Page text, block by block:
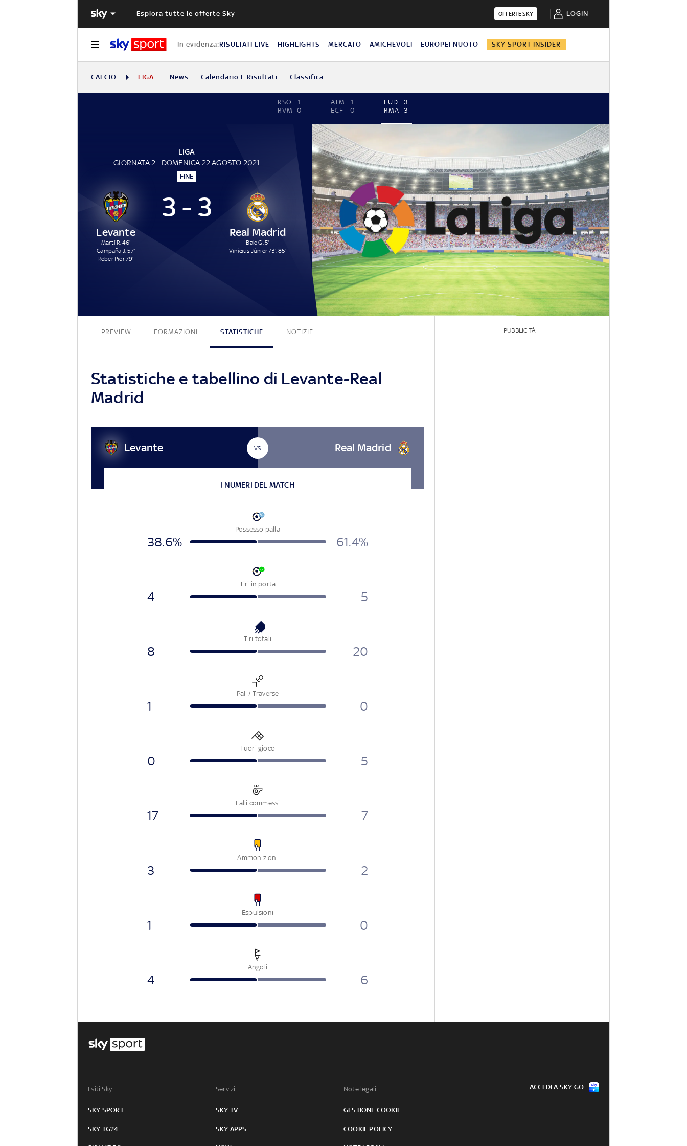
Esplora tutte le offerte Sky OFFERTE SKY LOGIN
In evidenza:RISULTATI LIVE HIGHLIGHTS MERCATO AMICHEVOLI EUROPEI NUOTO SKY SPORT INSIDER
CALCIO LIGA News Calendario E Risultati Classifica
RSO
1
RVM
0
ATM
1
ECF
0
LUD
3
RMA
3
LIGA
GIORNATA 2 - DOMENICA 22 AGOSTO 2021
FINE
Levante
Martí R. 46'
Campaña J. 57'
Rober Pier 79'
3 - 3
Real Madrid
Bale G. 5'
Vinícius Júnior 73', 85'
3 - 3
PREVIEW FORMAZIONI STATISTICHE NOTIZIE
Statistiche e tabellino di Levante-Real
Madrid
Levante VS Real Madrid
I NUMERI DEL MATCH
Possesso palla
38.6% 61.4%
Tiri in porta
4 5
Tiri totali
8 20
Pali / Traverse
1 0
Fuori gioco
0 5
Falli commessi
17 7
Ammonizioni
3 2
Espulsioni
1 0
Angoli
4 6
PUBBLICITÀ
I siti Sky:
SKY SPORT
SKY TG24
Servizi:
SKY TV
SKY APPS
Note legali:
GESTIONE COOKIE
COOKIE POLICY
ACCEDI A SKY GO